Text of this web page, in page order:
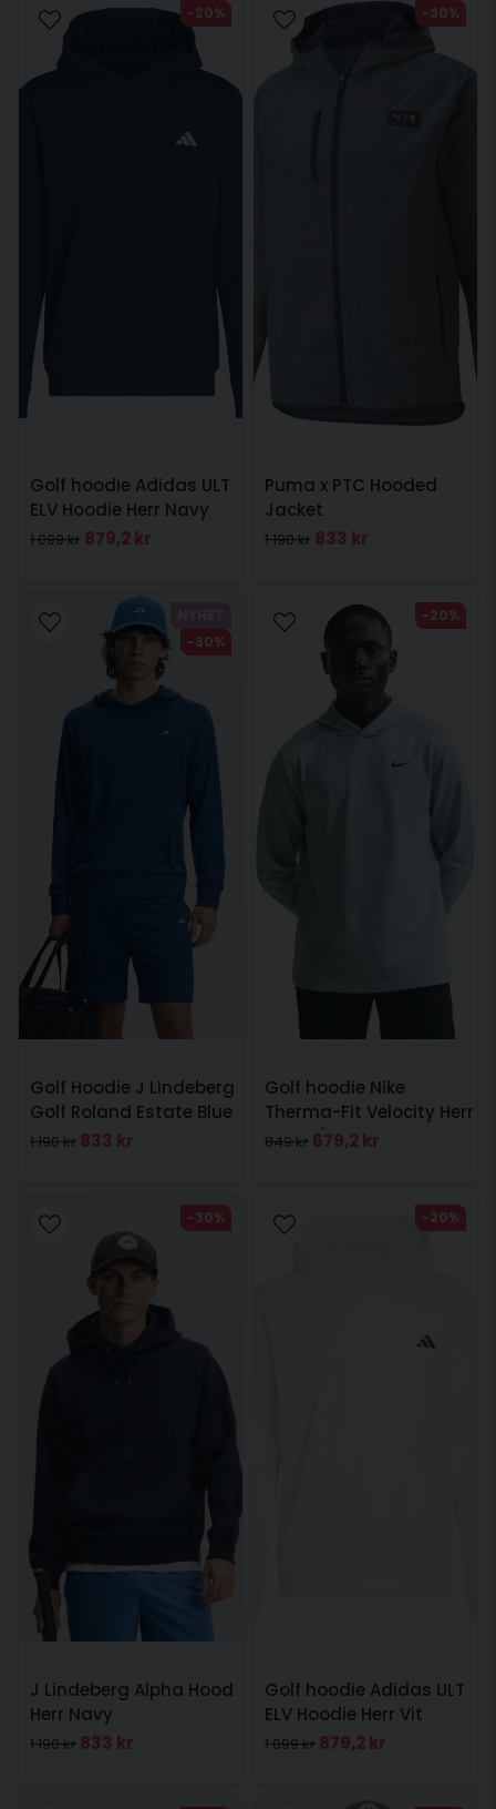
Golf hoodie Adidas ULT
ELV Hoodie Herr Navy
1 099 kr 879,2 kr
-20%
Puma x PTC Hooded
Jacket
1 190 kr 833 kr
-30%
Golf Hoodie J Lindeberg
Golf Roland Estate Blue
1 190 kr 833 kr
-30%
Golf hoodie Nike
Therma-Fit Velocity Herr
Ljusgrå
849 kr 679,2 kr
-20%
J Lindeberg Alpha Hood
Herr Navy
1 190 kr 833 kr
-30%
Golf hoodie Adidas ULT
ELV Hoodie Herr Vit
1 099 kr 879,2 kr
-20%